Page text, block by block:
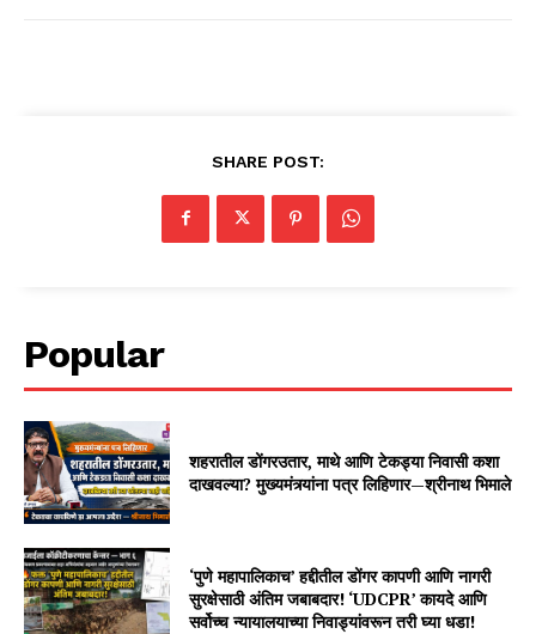
SHARE POST:
Popular
शहरातील डोंगरउतार, माथे आणि टेकड्या निवासी कशा
दाखवल्या? मुख्यमंत्र्यांना पत्र लिहिणार—श्रीनाथ भिमाले
‘पुणे महापालिकाच’ हद्दीतील डोंगर कापणी आणि नागरी
सुरक्षेसाठी अंतिम जबाबदार! ‘UDCPR’ कायदे आणि
सर्वोच्च न्यायालयाच्या निवाड्यांवरून तरी घ्या धडा!